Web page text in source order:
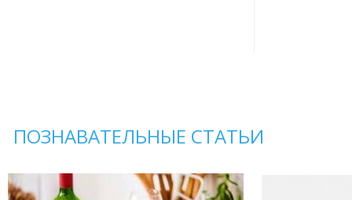
ПОЗНАВАТЕЛЬНЫЕ СТАТЬИ